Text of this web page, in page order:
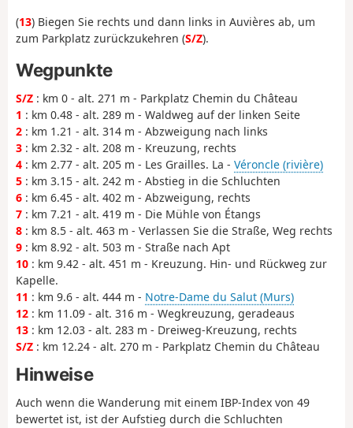
(13) Biegen Sie rechts und dann links in Auvières ab, um
zum Parkplatz zurückzukehren (S/Z).
Wegpunkte
S/Z : km 0 - alt. 271 m - Parkplatz Chemin du Château
1 : km 0.48 - alt. 289 m - Waldweg auf der linken Seite
2 : km 1.21 - alt. 314 m - Abzweigung nach links
3 : km 2.32 - alt. 208 m - Kreuzung, rechts
4 : km 2.77 - alt. 205 m - Les Grailles. La - Véroncle (rivière)
5 : km 3.15 - alt. 242 m - Abstieg in die Schluchten
6 : km 6.45 - alt. 402 m - Abzweigung, rechts
7 : km 7.21 - alt. 419 m - Die Mühle von Étangs
8 : km 8.5 - alt. 463 m - Verlassen Sie die Straße, Weg rechts
9 : km 8.92 - alt. 503 m - Straße nach Apt
10 : km 9.42 - alt. 451 m - Kreuzung. Hin- und Rückweg zur
Kapelle.
11 : km 9.6 - alt. 444 m - Notre-Dame du Salut (Murs)
12 : km 11.09 - alt. 316 m - Wegkreuzung, geradeaus
13 : km 12.03 - alt. 283 m - Dreiweg-Kreuzung, rechts
S/Z : km 12.24 - alt. 270 m - Parkplatz Chemin du Château
Hinweise
Auch wenn die Wanderung mit einem IBP-Index von 49
bewertet ist, ist der Aufstieg durch die Schluchten